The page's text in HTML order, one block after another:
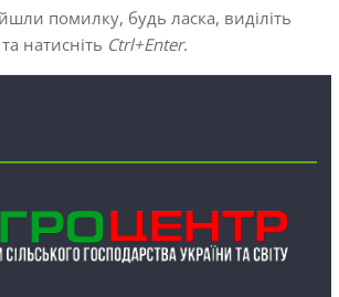
помилку, будь ласка, виділіть
натисніть Ctrl+Enter.